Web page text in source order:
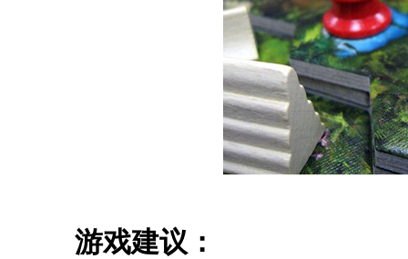
游戏建议：